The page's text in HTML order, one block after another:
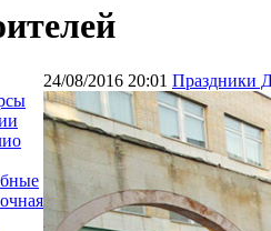
24/08/2016 20:01 Праздники